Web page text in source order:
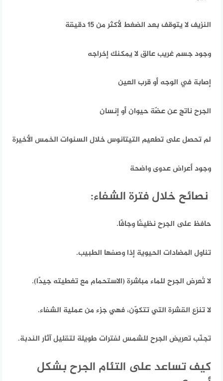
النزيف لا يتوقف بعد الضغط لأكثر من 15 دقيقة
وجود جسم غريب عالق لا يمكنك إخراجه
إصابة في الوجه أو قرب العين
الجرح ناتج عن عضّة حيوان أو إنسان
لم تحصل على تطعيم التيتانوس خلال السنوات الخمس الأخيرة
وجود أعراض عدوى واضحة
نصائح خلال فترة الشفاء:
حافظ على الجرح نظيفًا وجافًا.
تناول المضادات الحيوية إذا وصفها الطبيب.
لا تُعرض الجرح للماء مباشرة (الاستحمام مع تغطيته جيدًا).
لا تنزع القشرة التي تتكوّن، فهي جزء من عملية الشفاء.
تجنّب تعريض الجرح للشمس لفترات طويلة لتقليل آثار الندبة.
كيف تساعد على التئام الجرح بشكل